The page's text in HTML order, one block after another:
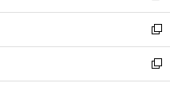
開
く
ウ
で
開
く
ン
ド
ウ
で
開
ウ
ィ
ン
ド
ウ
し
い
ウ
ィ
ン
新
し
い
ウ
新
し